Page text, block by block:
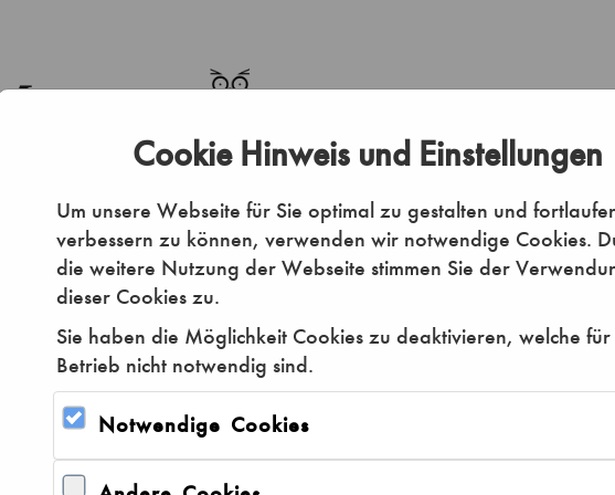
Cookie Hinweis und Einstellungen
Um unsere Webseite für Sie optimal zu gestalten und
verbessern zu können, verwenden wir notwendige Cookies.
die weitere Nutzung der Webseite stimmen Sie der
dieser Cookies zu.
Sie haben die Möglichkeit Cookies zu deaktivieren, welche
Betrieb nicht notwendig sind.
Notwendige Cookies